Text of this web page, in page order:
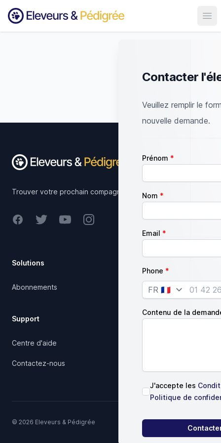
Contacter
Veuillez remplir le
nouvelle demande.
Prénom
Nom
Email
Phone
Country
Contenu de la
J'accepte les
Politique de
Trouver votre prochain compagnon.
FacebookTwitterYoutubeInstagram
Solutions
Abonnements
Support
Centre d'aide
Contactez-nous
Notre charte qualité
© 2026 Eleveurs & Pédigrée